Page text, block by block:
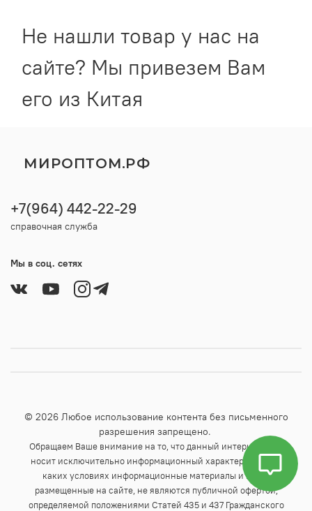
Не нашли товар у нас на
сайте? Мы привезем Вам
его из Китая
МИРОПТОМ.РФ
+7(964) 442-22-29
справочная служба
Мы в соц. сетях
© 2026 Любое использование контента без письменного
разрешения запрещено.
Обращаем Ваше внимание на то, что данный интернет-сайт
носит исключительно информационный характер и ни при
каких условиях информационные материалы и цены,
размещенные на сайте, не являются публичной офертой,
определяемой положениями Статей 435 и 437 Гражданского